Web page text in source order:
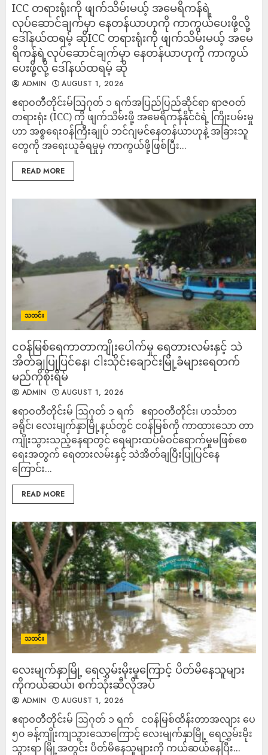
ICC တရားရုံးကို ဖျက်သိမ်းမယ့် အမေရိကန်ရဲ့
လုပ်ဆောင်ချက်မှာ နေတန်ယာဟုကို ကာကွယ်ပေးဖို့လို့
ဒေါ်နယ်ထရမ့် ဆိုICC တရားရုံးကို ဖျက်သိမ်းမယ့် အမေ
ရိကန်ရဲ့လုပ်ဆောင်ချက်မှာ နေတန်ယာဟုကို ကာကွယ်
ပေးဖို့လို့ ဒေါ်နယ်ထရမ့် ဆို
ADMIN AUGUST 1, 2026
ဧရာဝတီတိုင်းမ်ဩဂုတ် ၁ ရက်အပြည်ပြည်ဆိုင်ရာ ရာဇဝတ်
တရားရုံး (ICC) ကို ဖျက်သိမ်းဖို့ အမေရိကန်နိုင်ငံရဲ့ ကြိုးပမ်းမှု
ဟာ အစ္စရေးဝန်ကြီးချုပ် ဘင်ဂျမင်နေတန်ယာဟုနဲ့ အခြားသူ
တွေကို အရေးယူခံရမှုမှ ကာကွယ်ဖို့ဖြစ်ပြီး...
READ MORE
သတင်း
ငဝန်မြစ်ရေကာတာကျိုးပေါက်မှု ရေတားလမ်းနှင့် သဲ
အိတ်ချပြုပြင်နေ၊ ငါးသိုင်းချောင်းမြို့ခံများရေတက်
မည်ကိုစိုးရိမ်
ADMIN AUGUST 1, 2026
ဧရာဝတီတိုင်းမ် ဩဂုတ် ၁ ရက် ဧရာဝတီတိုင်း၊ ဟင်္သာတ
ခရိုင်၊ လေးမျက်နှာမြို့နယ်တွင် ငဝန်မြစ်ကို ကာထားသော တာ
ကျိုးသွားသည့်နေရာတွင် ရေများထပ်မံဝင်ရောက်မှုမဖြစ်စေ
ရေးအတွက် ရေတားလမ်းနှင့် သဲအိတ်ချပြီးပြုပြင်နေ
ကြောင်း...
READ MORE
သတင်း
လေးမျက်နှာမြို့ ရေလွှမ်းမိုးမှုကြောင့် ပိတ်မိနေသူများ
ကိုကယ်ဆယ်၊ စက်သုံးဆီလိုအပ်
ADMIN AUGUST 1, 2026
ဧရာဝတီတိုင်းမ် ဩဂုတ် ၁ ရက် ငဝန်မြစ်ထိန်းတာအလျား ပေ
၅၀ ခန့်ကျိုးကျသွားသောကြောင့် လေးမျက်နှာမြို့ ရေလွှမ်းမိုး
သွားရာ မြို့အတွင်း ပိတ်မိနေသူများကို ကယ်ဆယ်နေပြီး...